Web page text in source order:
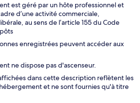
est géré par un hôte professionnel et
d’une activité commerciale,
au sens de l’article 155 du Code
enregistrées peuvent accéder aux
ne dispose pas d'ascenseur.
dans cette description reflètent les
et ne sont fournies qu'à titre